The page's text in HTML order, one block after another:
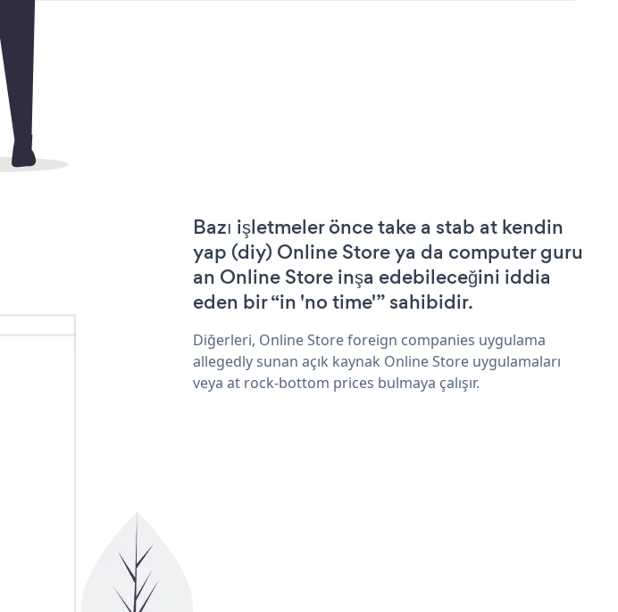
Bazı işletmeler önce take a stab at kendin
yap (diy) Online Store ya da computer guru
an Online Store inşa edebileceğini iddia
eden bir “in 'no time'” sahibidir.
Diğerleri, Online Store foreign companies uygulama
allegedly sunan açık kaynak Online Store uygulamaları
veya at rock-bottom prices bulmaya çalışır.